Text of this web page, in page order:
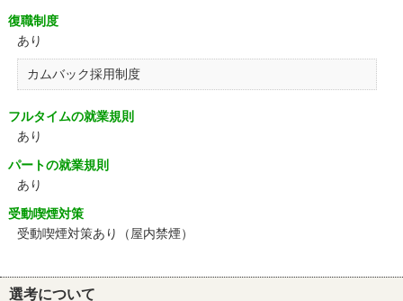
復職制度
あり
カムバック採用制度
フルタイムの就業規則
あり
パートの就業規則
あり
受動喫煙対策
受動喫煙対策あり（屋内禁煙）
選考について